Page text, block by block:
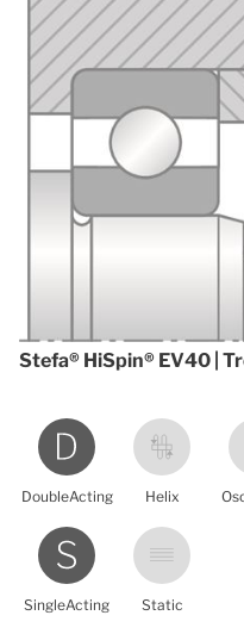
Stefa® HiSpin® EV40 |
DoubleActing Helix
SingleActing Static